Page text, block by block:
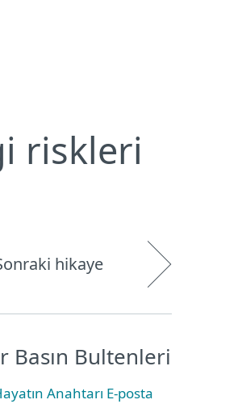
riskleri
hikaye
Basın Bultenleri
Anahtarı E-posta